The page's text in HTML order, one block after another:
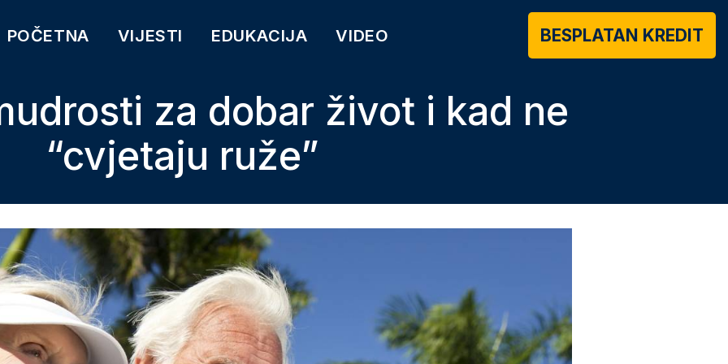
POČETNA VIJESTI EDUKACIJA VIDEO BESPLATAN KREDIT
za dobar život i kad ne
“cvjetaju ruže”